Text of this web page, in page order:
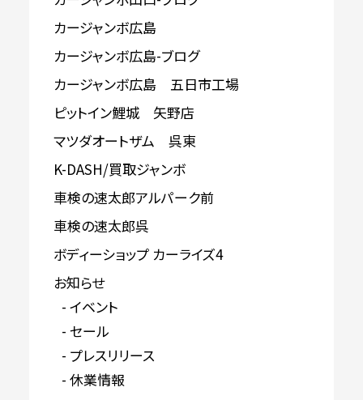
カージャンボ広島
カージャンボ広島-ブログ
カージャンボ広島 五日市工場
ピットイン鯉城 矢野店
マツダオートザム 呉東
K-DASH/買取ジャンボ
車検の速太郎アルパーク前
車検の速太郎呉
ボディーショップ カーライズ4
お知らせ
イベント
セール
プレスリリース
休業情報